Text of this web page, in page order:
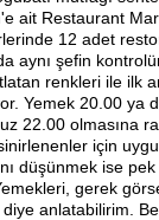
ait Restaurant
12 adet
aynı şefin
renkleri ile ilk
Yemek 20.00 ya
22.00 olmasına
için
düşünmek ise
gerek
diye anlatabilirim.